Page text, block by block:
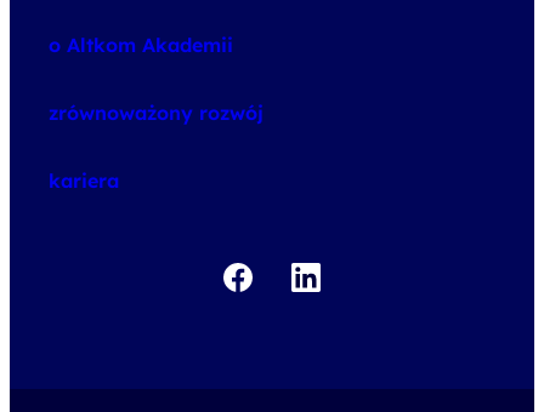
o Altkom Akademii
zrównoważony rozwój
kariera